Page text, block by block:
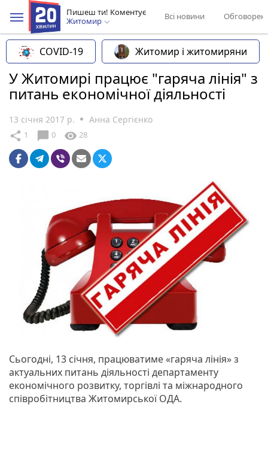
Пишеш ти! Коментує
Житомир
Всі новини
COVID-19 Житомир і житомиряни
У Житомирі працює "гаряча лінія" з
питань економічної діяльності
13 січня 2017 р. Анна Сергієнко
share 1 chat_bubble 0 visibility 28
Сьогодні, 13 січня, працюватиме «гаряча лінія» з
актуальних питань діяльності департаменту
економічного розвитку, торгівлі та міжнародного
співробітництва Житомирської ОДА.